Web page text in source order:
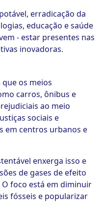
erradicação da
educação e saúde
- estar presentes nas
inovadoras.
os meios
carros, ônibus e
ao meio
sociais e
em centros urbanos e
enxerga isso e
de gases de efeito
foco está em diminuir
fósseis e popularizar